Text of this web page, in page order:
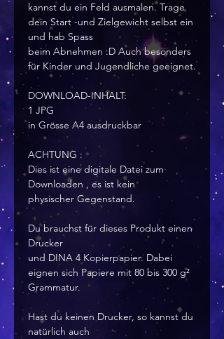
kannst du ein Feld ausmalen. Trage
dein Start -und Zielgewicht selbst ein
und hab Spass
beim Abnehmen :D Auch besonders
für Kinder und Jugendliche geeignet.
DOWNLOAD-INHALT:
1 JPG
in Grösse A4 ausdruckbar
ACHTUNG :
Dies ist eine digitale Datei zum
Downloaden , es ist kein
physischer Gegenstand.
Du brauchst für dieses Produkt einen
Drucker
und DINA 4 Kopierpapier. Dabei
eignen sich Papiere mit 80 bis 300 g²
Grammatur.
Hast du keinen Drucker, so kannst du
natürlich auch